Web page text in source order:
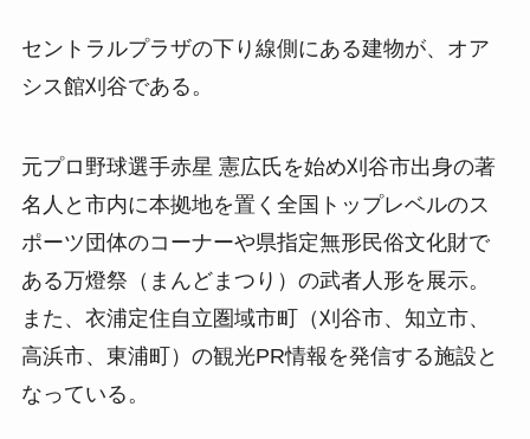
セントラルプラザの下り線側にある建物が、オア
シス館刈谷である。
元プロ野球選手赤星 憲広氏を始め刈谷市出身の著
名人と市内に本拠地を置く全国トップレベルのス
ポーツ団体のコーナーや県指定無形民俗文化財で
ある万燈祭（まんどまつり）の武者人形を展示。
また、衣浦定住自立圏域市町（刈谷市、知立市、
高浜市、東浦町）の観光PR情報を発信する施設と
なっている。